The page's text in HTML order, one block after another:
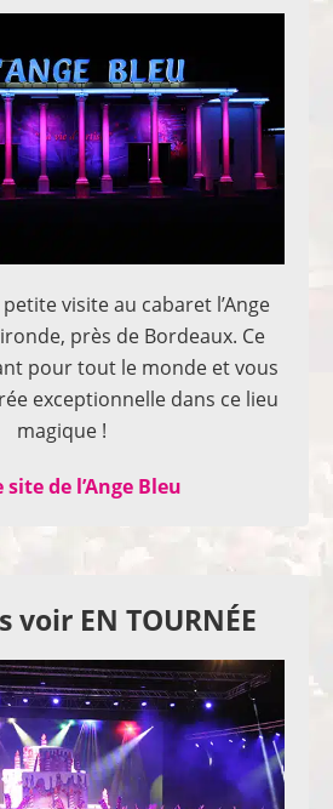
visite au cabaret l’Ange
près de Bordeaux. Ce
pour tout le monde et vous
exceptionnelle dans ce lieu
magique !
site de l’Ange Bleu
voir EN TOURNÉE